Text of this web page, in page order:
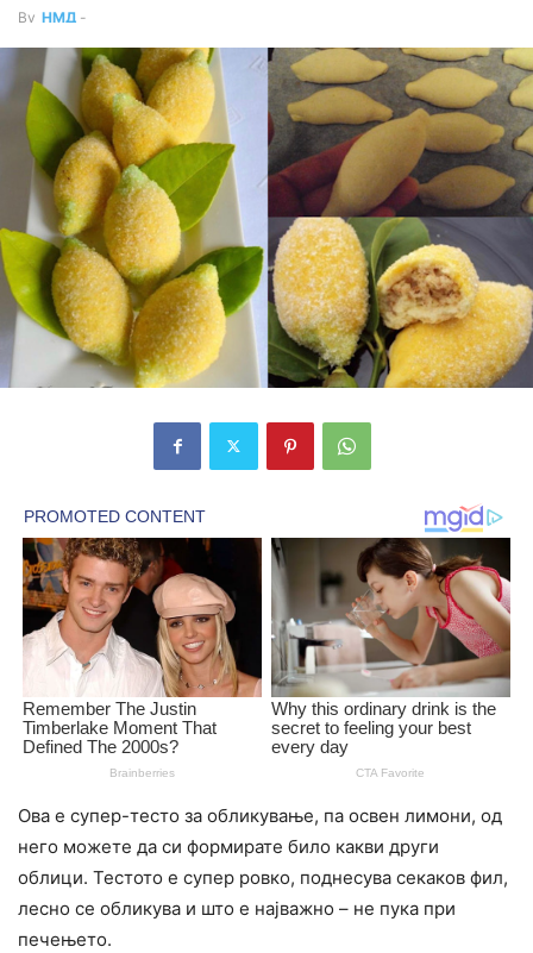
By НМД -
Ова е супер-тесто за обликување, па освен лимони, од
него можете да си формирате било какви други
облици. Тестото е супер ровко, поднесува секаков фил,
лесно се обликува и што е најважно – не пука при
печењето.